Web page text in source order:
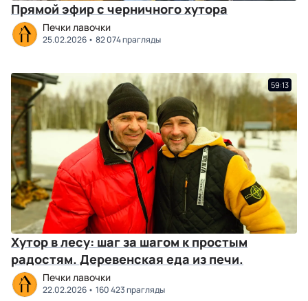
Прямой эфир с черничного хутора
Печки лавочки
25.02.2026 82 074 прагляды
59:13
Хутор в лесу: шаг за шагом к простым
радостям. Деревенская еда из печи.
Печки лавочки
22.02.2026 160 423 прагляды